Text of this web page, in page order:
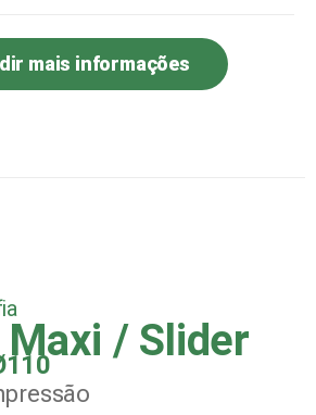
mais informações
Maxi / Slider